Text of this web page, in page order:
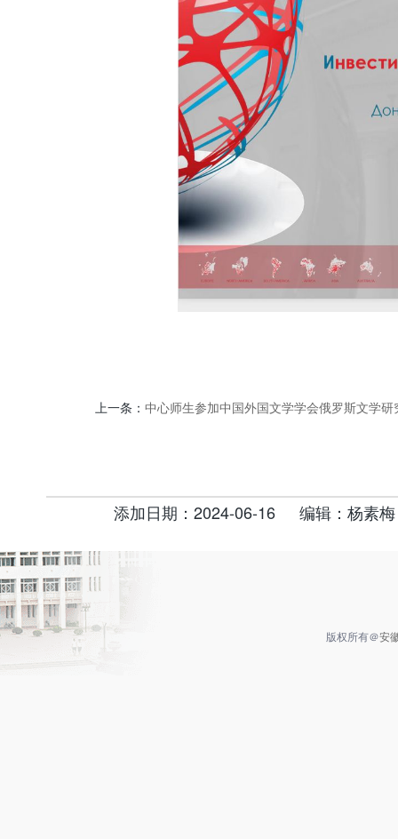
上一条： 中心师生参加中国外国文学学会俄罗斯文学
添加日期：2024-06-16 编辑：杨素梅
版权所有＠安